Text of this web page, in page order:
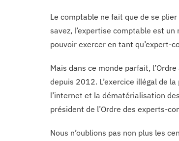
Le comptable ne fait que de se
savez, l’expertise comptable est
pouvoir exercer en tant qu’expert-
Mais dans ce monde parfait,
depuis 2012. L’exercice illégal de
l’internet et la dématérialisation
président de l’Ordre des experts-
Nous n’oublions pas non plus les